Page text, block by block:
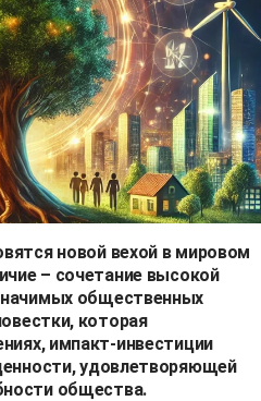
новой вехой в мировом
– сочетание высокой
общественных
которая
импакт-инвестиции
удовлетворяющей
общества.